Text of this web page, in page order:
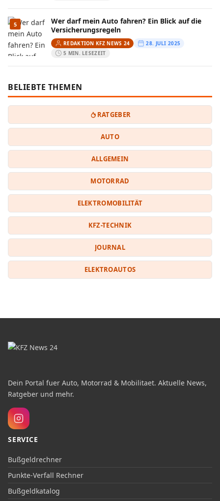
5
Wer darf mein Auto fahren? Ein Blick auf die
Versicherungsregeln
REDAKTION KFZ NEWS 24
28. JULI 2025
5 MIN. LESEZEIT
BELIEBTE THEMEN
RATGEBER
AUTO
ALLGEMEIN
MOTORRAD
ELEKTROMOBILITÄT
KFZ-TECHNIK
JOURNAL
ELEKTROAUTOS
Dein Portal fuer Auto, Motorrad & Mobilitaet. Aktuelle News,
Ratgeber und mehr.
SERVICE
Bußgeldrechner
Punkte-Verfall Rechner
Bußgeldkatalog